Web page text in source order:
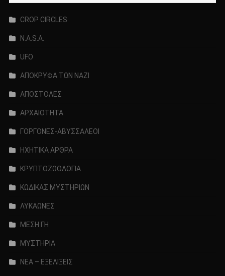
CROP CIRCLES
N.A.S.A.
UFO
ΑΠΟΚΡΥΦΑ ΤΩΝ ΝΑΖΙ
ΑΠΟΣΤΟΛΕΣ
ΑΡΧΑΙΟΤΗΤΑ
ΓΟΡΓΟΝΕΣ-ΑΒΥΣΣΑΛΕΟΙ
ΗΧΗΤΙΚΑ ΑΡΘΡΑ
ΚΡΥΠΤΟΖΩΟΛΟΓΙΑ
ΚΩΔΙΚΑΣ ΜΥΣΤΗΡΙΩΝ
ΛΥΚΑΩΝΕΣ
ΜΕΣΗ ΓΗ
ΜΥΣΤΗΡΙΑ
ΝΕΑ – ΕΞΕΛΙΞΕΙΣ